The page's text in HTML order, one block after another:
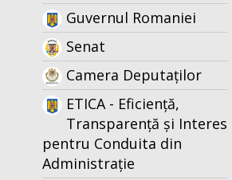
Guvernul Romaniei
Senat
Camera Deputaților
ETICA - Eficiență,
Transparență și Interes
pentru Conduita din
Administrație